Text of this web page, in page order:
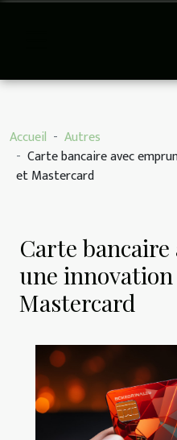
Accueil
Autres
Carte bancaire avec
et Mastercard
Carte
une
Mastercard